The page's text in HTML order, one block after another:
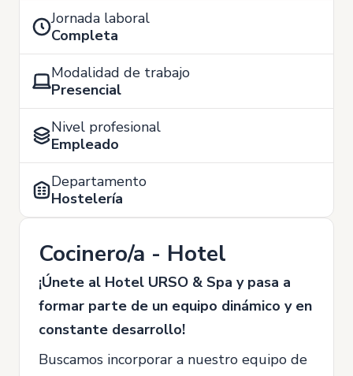
Jornada laboral
Completa
Modalidad de trabajo
Presencial
Nivel profesional
Empleado
Departamento
Hostelería
Cocinero/a - Hotel
¡Únete al Hotel URSO & Spa y pasa a
formar parte de un equipo dinámico y en
constante desarrollo!
Buscamos incorporar a nuestro equipo de